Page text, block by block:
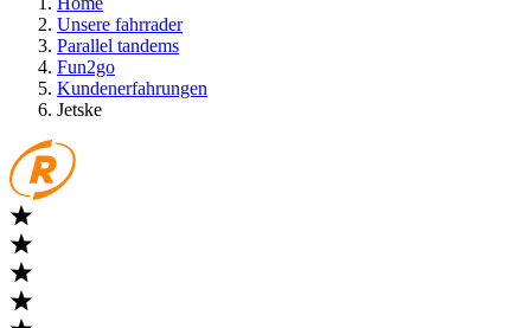
Unsere fahrrader
Parallel tandems
Fun2go
Kundenerfahrungen
Jetske